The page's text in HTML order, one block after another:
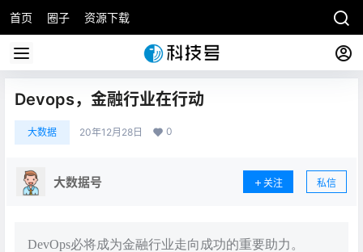
首页 圈子 资源下载
Devops，金融行业在行动
大数据 20年12月28日 0
大数据号 关注 私信
DevOps必将成为金融行业走向成功的重要助力。